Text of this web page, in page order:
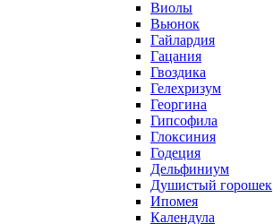
Виолы
Вьюнок
Гайлардия
Гацания
Гвоздика
Гелехризум
Георгина
Гипсофила
Глоксиния
Годеция
Дельфиниум
Душистый горошек
Ипомея
Календула